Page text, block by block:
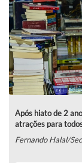
Após hiato de 2
atrações para
Fernando Halal/